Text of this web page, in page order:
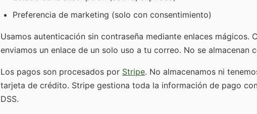
Preferencia de marketing (solo con consentimiento)
Usamos autenticación sin contraseña mediante enlaces mágicos.
enviamos un enlace de un solo uso a tu correo. No se almacenan
Los pagos son procesados por Stripe. No almacenamos ni
tarjeta de crédito. Stripe gestiona toda la información de pago
DSS.